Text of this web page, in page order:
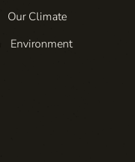
Our Climate
Environment